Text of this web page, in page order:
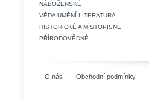
NÁBOŽENSKÉ
VĚDA UMĚNÍ LITERATURA
HISTORICKÉ A MÍSTOPISNÉ
PŘÍRODOVĚDNÉ
O nás Obchodní podmínky